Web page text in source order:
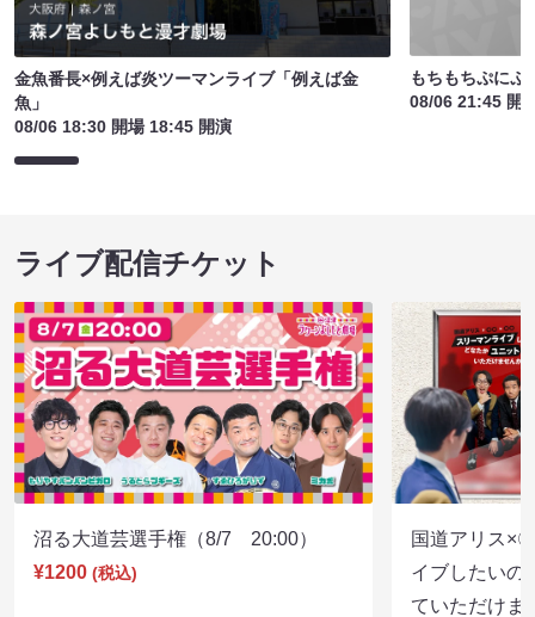
金魚番長×例えば炎ツーマンライブ「例えば金
魚」
08/06 18:30 開場 18:45 開演
もちもちぷにぷ
08/06 21:45 開
ライブ配信チケット
沼る大道芸選手権（8/7 20:00）
¥1200 (税込)
国道アリス×
イブしたいの
ていただけ